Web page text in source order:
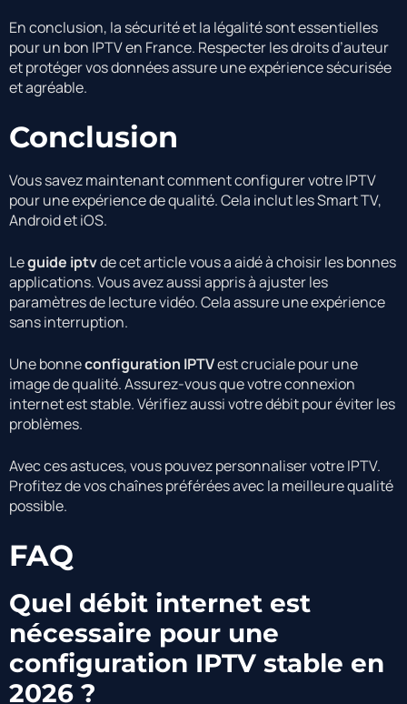
En conclusion, la sécurité et la légalité sont essentielles
pour un bon IPTV en France. Respecter les droits d’auteur
et protéger vos données assure une expérience sécurisée
et agréable.
Conclusion
Vous savez maintenant comment configurer votre IPTV
pour une expérience de qualité. Cela inclut les Smart TV,
Android et iOS.
Leguide iptvde cet article vous a aidé à choisir les bonnes
applications. Vous avez aussi appris à ajuster les
paramètres de lecture vidéo. Cela assure une expérience
sans interruption.
Une bonneconfiguration IPTVest cruciale pour une
image de qualité. Assurez-vous que votre connexion
internet est stable. Vérifiez aussi votre débit pour éviter les
problèmes.
Avec ces astuces, vous pouvez personnaliser votre IPTV.
Profitez de vos chaînes préférées avec la meilleure qualité
possible.
FAQ
Quel débit internet est
nécessaire pour une
configuration IPTV stable en
2026 ?